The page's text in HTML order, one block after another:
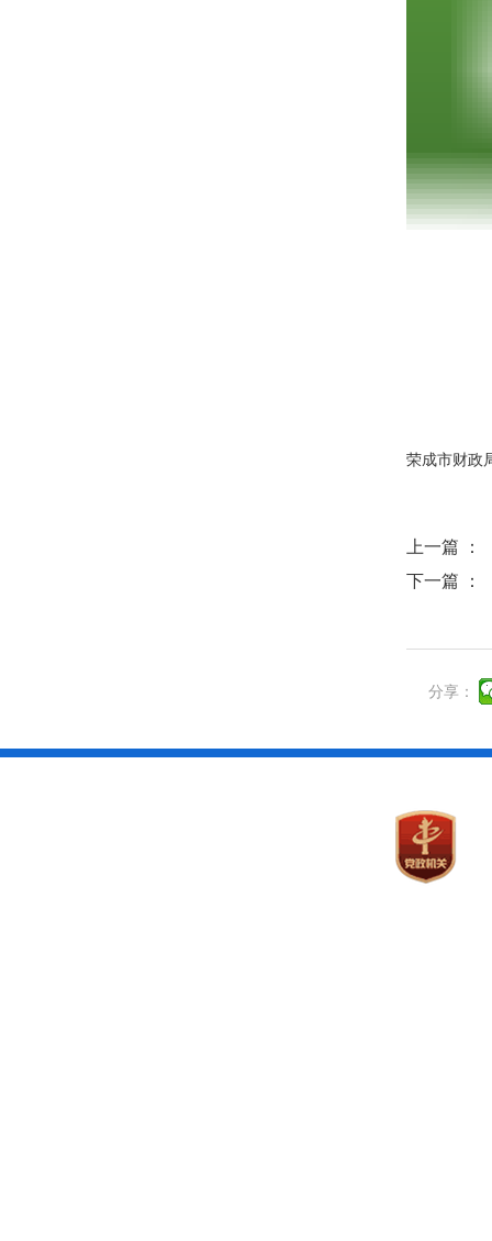
荣成市财政
上一篇 ：
下一篇 ：
分享：